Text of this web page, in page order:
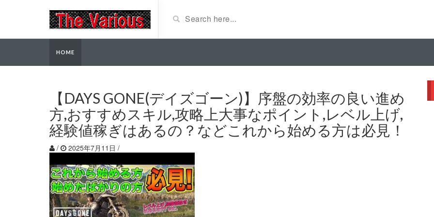
HOME
【DAYS GONE(デイズゴーン)】序盤の効率の良い進め
方,おすすめスキル,攻略上大事なポイント,レベル上げ,
経験値稼ぎはあるの？などこれから始める方は必見！
/ 2025年7月11日 /